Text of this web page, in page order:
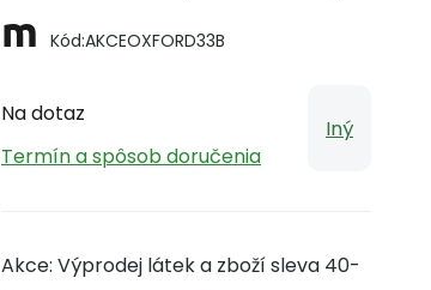
m Kód:AKCEOXFORD33B
Na dotaz
Termín a spôsob doručenia
Iný
Akce: Výprodej látek a zboží sleva 40-